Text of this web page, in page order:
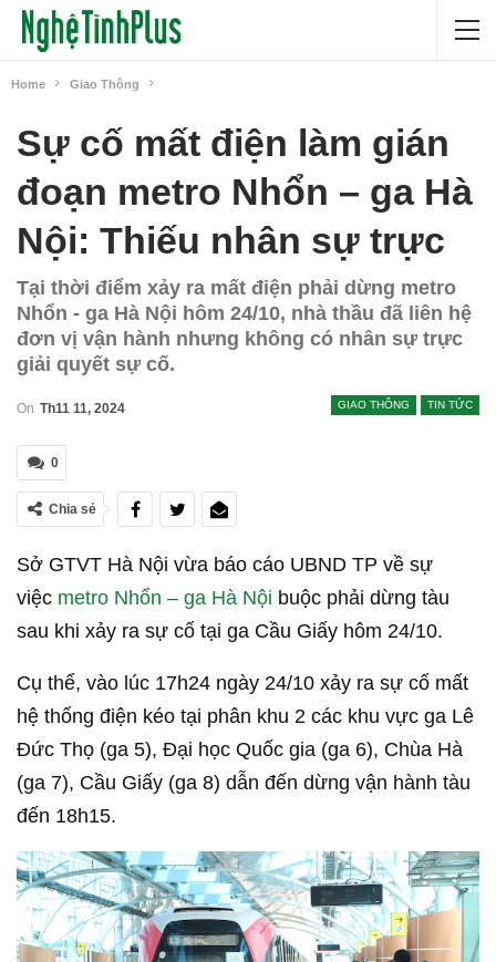
Home Giao Thông
Sự cố mất điện làm gián
đoạn metro Nhổn – ga Hà
Nội: Thiếu nhân sự trực
Tại thời điểm xảy ra mất điện phải dừng metro
Nhổn - ga Hà Nội hôm 24/10, nhà thầu đã liên hệ
đơn vị vận hành nhưng không có nhân sự trực
giải quyết sự cố.
GIAO THÔNG TIN TỨC
On Th11 11, 2024
0
Chia sẻ
Sở GTVT Hà Nội vừa báo cáo UBND TP về sự
việc metro Nhổn – ga Hà Nội buộc phải dừng tàu
sau khi xảy ra sự cố tại ga Cầu Giấy hôm 24/10.
Cụ thể, vào lúc 17h24 ngày 24/10 xảy ra sự cố mất
hệ thống điện kéo tại phân khu 2 các khu vực ga Lê
Đức Thọ (ga 5), Đại học Quốc gia (ga 6), Chùa Hà
(ga 7), Cầu Giấy (ga 8) dẫn đến dừng vận hành tàu
đến 18h15.